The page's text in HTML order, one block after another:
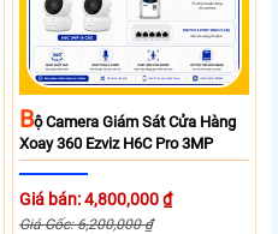
BỘ Camera Giám Sát Cửa Hàng
Xoay 360 Ezviz H6C Pro 3MP
Giá bán: 4,800,000 ₫
Giá Gốc: 6,200,000 ₫